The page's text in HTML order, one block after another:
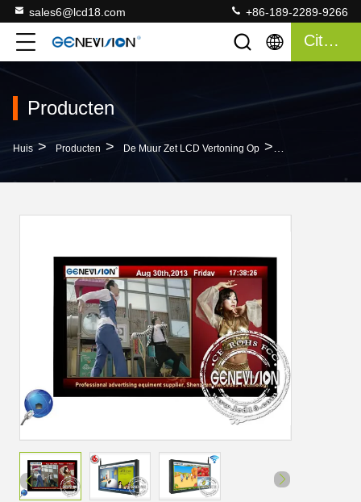
sales6@lcd18.com +86-189-2289-9266
Citaat
Producten
Huis > Producten > De Muur Zet LCD Vertoning Op >